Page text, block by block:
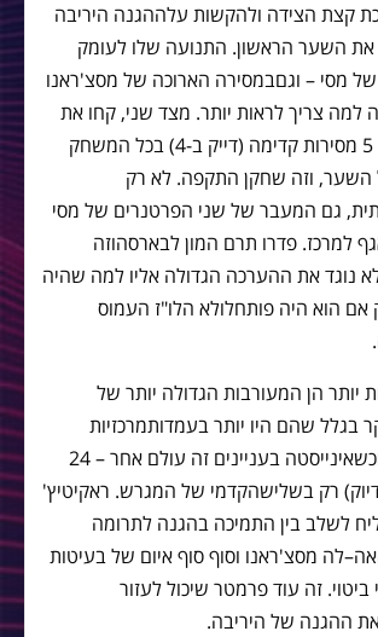
קצת הצידה ולהקשות עלההגנה היריבה
את השער הראשון. התנועה שלו לעומק
של מסי – וגםבמסירה הארוכה של מסצ'ראנו
למה צריךלראות יותר. מצד שני, קחו את
מסירותקדימה (דייק ב-4) בכל המשחק
השער, וזה שחקן התקפה. לא רק
, גם המעבר של שני הפרטנרים של מסי
למרכז. פדרו תרם המוןלבארסהוזה
נוגדאת ההערכה הגדולה אליו למה שהיה
אם הוא היה פותחלולא הלו"ז העמוס
.
יותר הן המעורבות הגדולה יותר של
בגלל שהם היו יותרבעמדותמרכזיות
בעניינים זה עולם אחר– 24
) רק בשלישהקדמי של המגרש. ראקיטיץ'
לשלבבין התמיכה בהגנה לתרומה
אה–לה מסצ'ראנו וסוףסוףאיום שלבעיטות
ביטוי. זה עודפרמטר שיכוללעזור
ההגנה של היריבה.